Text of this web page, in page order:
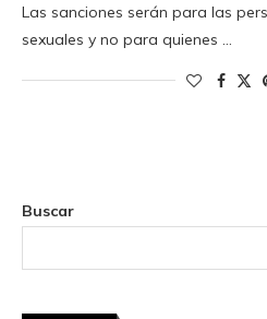
Las sanciones serán para las
sexuales y no para quienes …
Buscar